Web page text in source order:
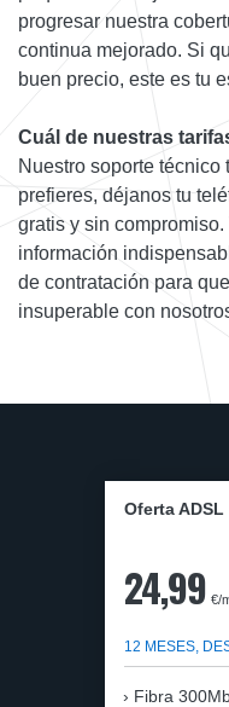
progresar nuestra
continua mejorado. Si
buen precio, este es tu
Cuál de nuestras
Nuestro soporte técnico
prefieres, déjanos tu
gratis y sin
información
de contratación para
insuperable con
Oferta ADSL
24,99 €/
12 MESES,
Fibra